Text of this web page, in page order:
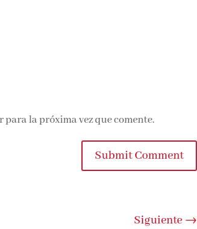
la próxima vez que comente.
Submit Comment
Siguiente→